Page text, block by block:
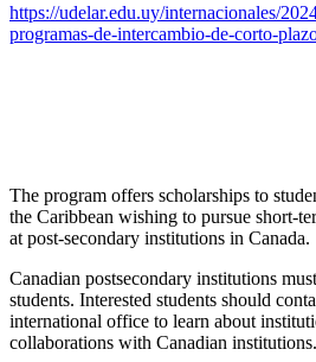
https://udelar.edu.uy/internacionales/
programas-de-intercambio-de-corto-
The program offers scholarships to
the Caribbean wishing to pursue short-
at post-secondary institutions in Canada.
Canadian postsecondary institutions
students. Interested students should
international office to learn about
collaborations with Canadian institutions.